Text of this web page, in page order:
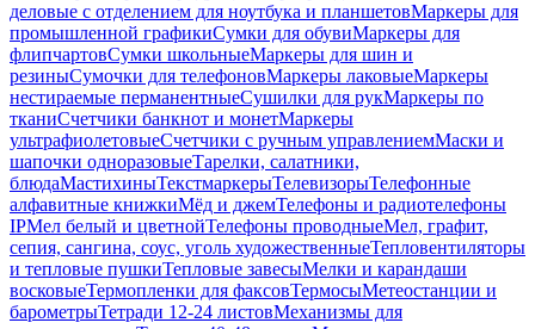
деловые с отделением для ноутбука и планшетовМаркеры для
промышленной графикиСумки для обувиМаркеры для
флипчартовСумки школьныеМаркеры для шин и
резиныСумочки для телефоновМаркеры лаковыеМаркеры
нестираемые перманентныеСушилки для рукМаркеры по
тканиСчетчики банкнот и монетМаркеры
ультрафиолетовыеСчетчики с ручным управлениемМаски и
шапочки одноразовыеТарелки, салатники,
блюдаМастихиныТекстмаркерыТелевизорыТелефонные
алфавитные книжкиМёд и джемТелефоны и радиотелефоны
IPМел белый и цветнойТелефоны проводныеМел, графит,
сепия, сангина, соус, уголь художественныеТепловентиляторы
и тепловые пушкиТепловые завесыМелки и карандаши
восковыеТермопленки для факсовТермосыМетеостанции и
барометрыТетради 12-24 листовМеханизмы для